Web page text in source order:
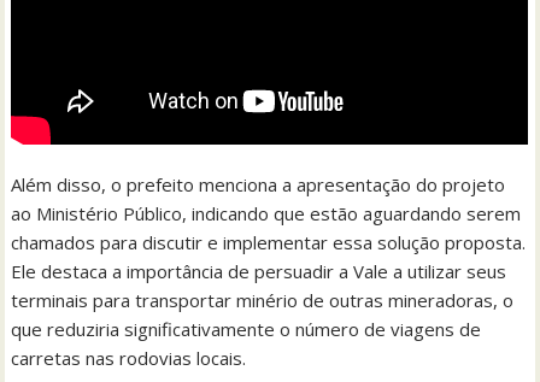
Além disso, o prefeito menciona a apresentação do projeto
ao Ministério Público, indicando que estão aguardando serem
chamados para discutir e implementar essa solução proposta.
Ele destaca a importância de persuadir a Vale a utilizar seus
terminais para transportar minério de outras mineradoras, o
que reduziria significativamente o número de viagens de
carretas nas rodovias locais.